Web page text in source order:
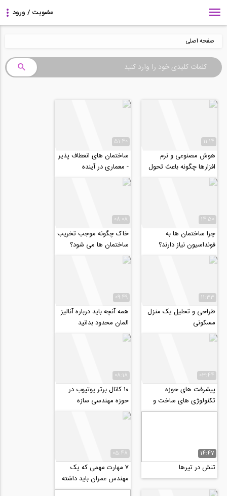
صفحه اصلی
11:14
هوش مصنوعی و نرم
افزارها چگونه باعث تحول
مهندسی سازه می شوند؟
51:40
ساختمان های انعطاف پذیر
- معماری در آینده
14:50
چرا ساختمان ها به
فونداسیون نیاز دارند؟
08:08
خاک چگونه موجب تخریب
ساختمان ها می شود؟
11:33
طراحی و تحلیل یک منزل
مسکونی
09:49
همه آنچه باید درباره آنالیز
المان محدود بدانید
03:44
پیشرفت های حوزه
تکنولوژی های ساخت و
ساز - قسمت اول
08:18
۱۰ کانال برتر یوتیوب در
حوزه مهندسی سازه
14:47
تنش در تیرها
05:48
۷ مهارت مهمی که یک
مهندس عمران باید داشته
باشد